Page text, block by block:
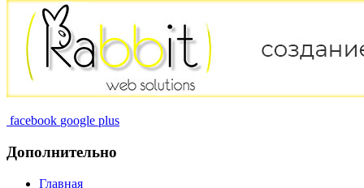
facebook google plus
Дополнительно
Главная